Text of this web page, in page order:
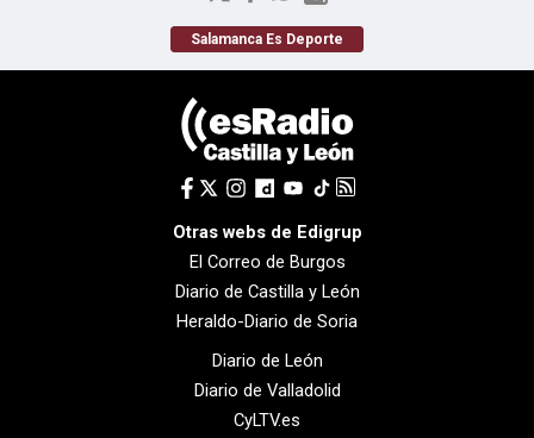
Salamanca Es Deporte
Otras webs de Edigrup
El Correo de Burgos
Diario de Castilla y León
Heraldo-Diario de Soria
Diario de León
Diario de Valladolid
CyLTV.es